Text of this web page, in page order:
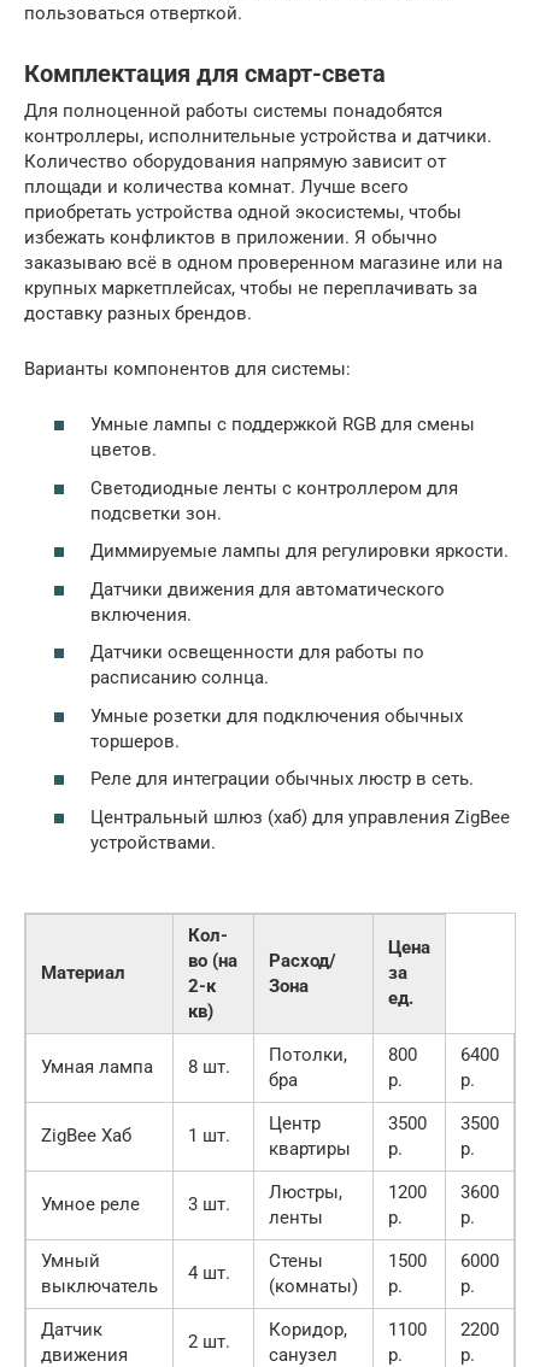
пользоваться отверткой.
Комплектация для смарт-света
Для полноценной работы системы понадобятся
контроллеры, исполнительные устройства и датчики.
Количество оборудования напрямую зависит от
площади и количества комнат. Лучше всего
приобретать устройства одной экосистемы, чтобы
избежать конфликтов в приложении. Я обычно
заказываю всё в одном проверенном магазине или на
крупных маркетплейсах, чтобы не переплачивать за
доставку разных брендов.
Варианты компонентов для системы:
Умные лампы с поддержкой RGB для смены
цветов.
Светодиодные ленты с контроллером для
подсветки зон.
Диммируемые лампы для регулировки яркости.
Датчики движения для автоматического
включения.
Датчики освещенности для работы по
расписанию солнца.
Умные розетки для подключения обычных
торшеров.
Реле для интеграции обычных люстр в сеть.
Центральный шлюз (хаб) для управления ZigBee
устройствами.
Материал
Кол-
во (на
2-к
кв)
Расход/
Зона
Цена
за
ед.
Умная лампа 8 шт.
Потолки,
бра
800
р.
6400
р.
ZigBee Хаб 1 шт.
Центр
квартиры
3500
р.
3500
р.
Умное реле 3 шт.
Люстры,
ленты
1200
р.
3600
р.
Умный
выключатель
4 шт.
Стены
(комнаты)
1500
р.
6000
р.
Датчик
движения
2 шт.
Коридор,
санузел
1100
р.
2200
р.